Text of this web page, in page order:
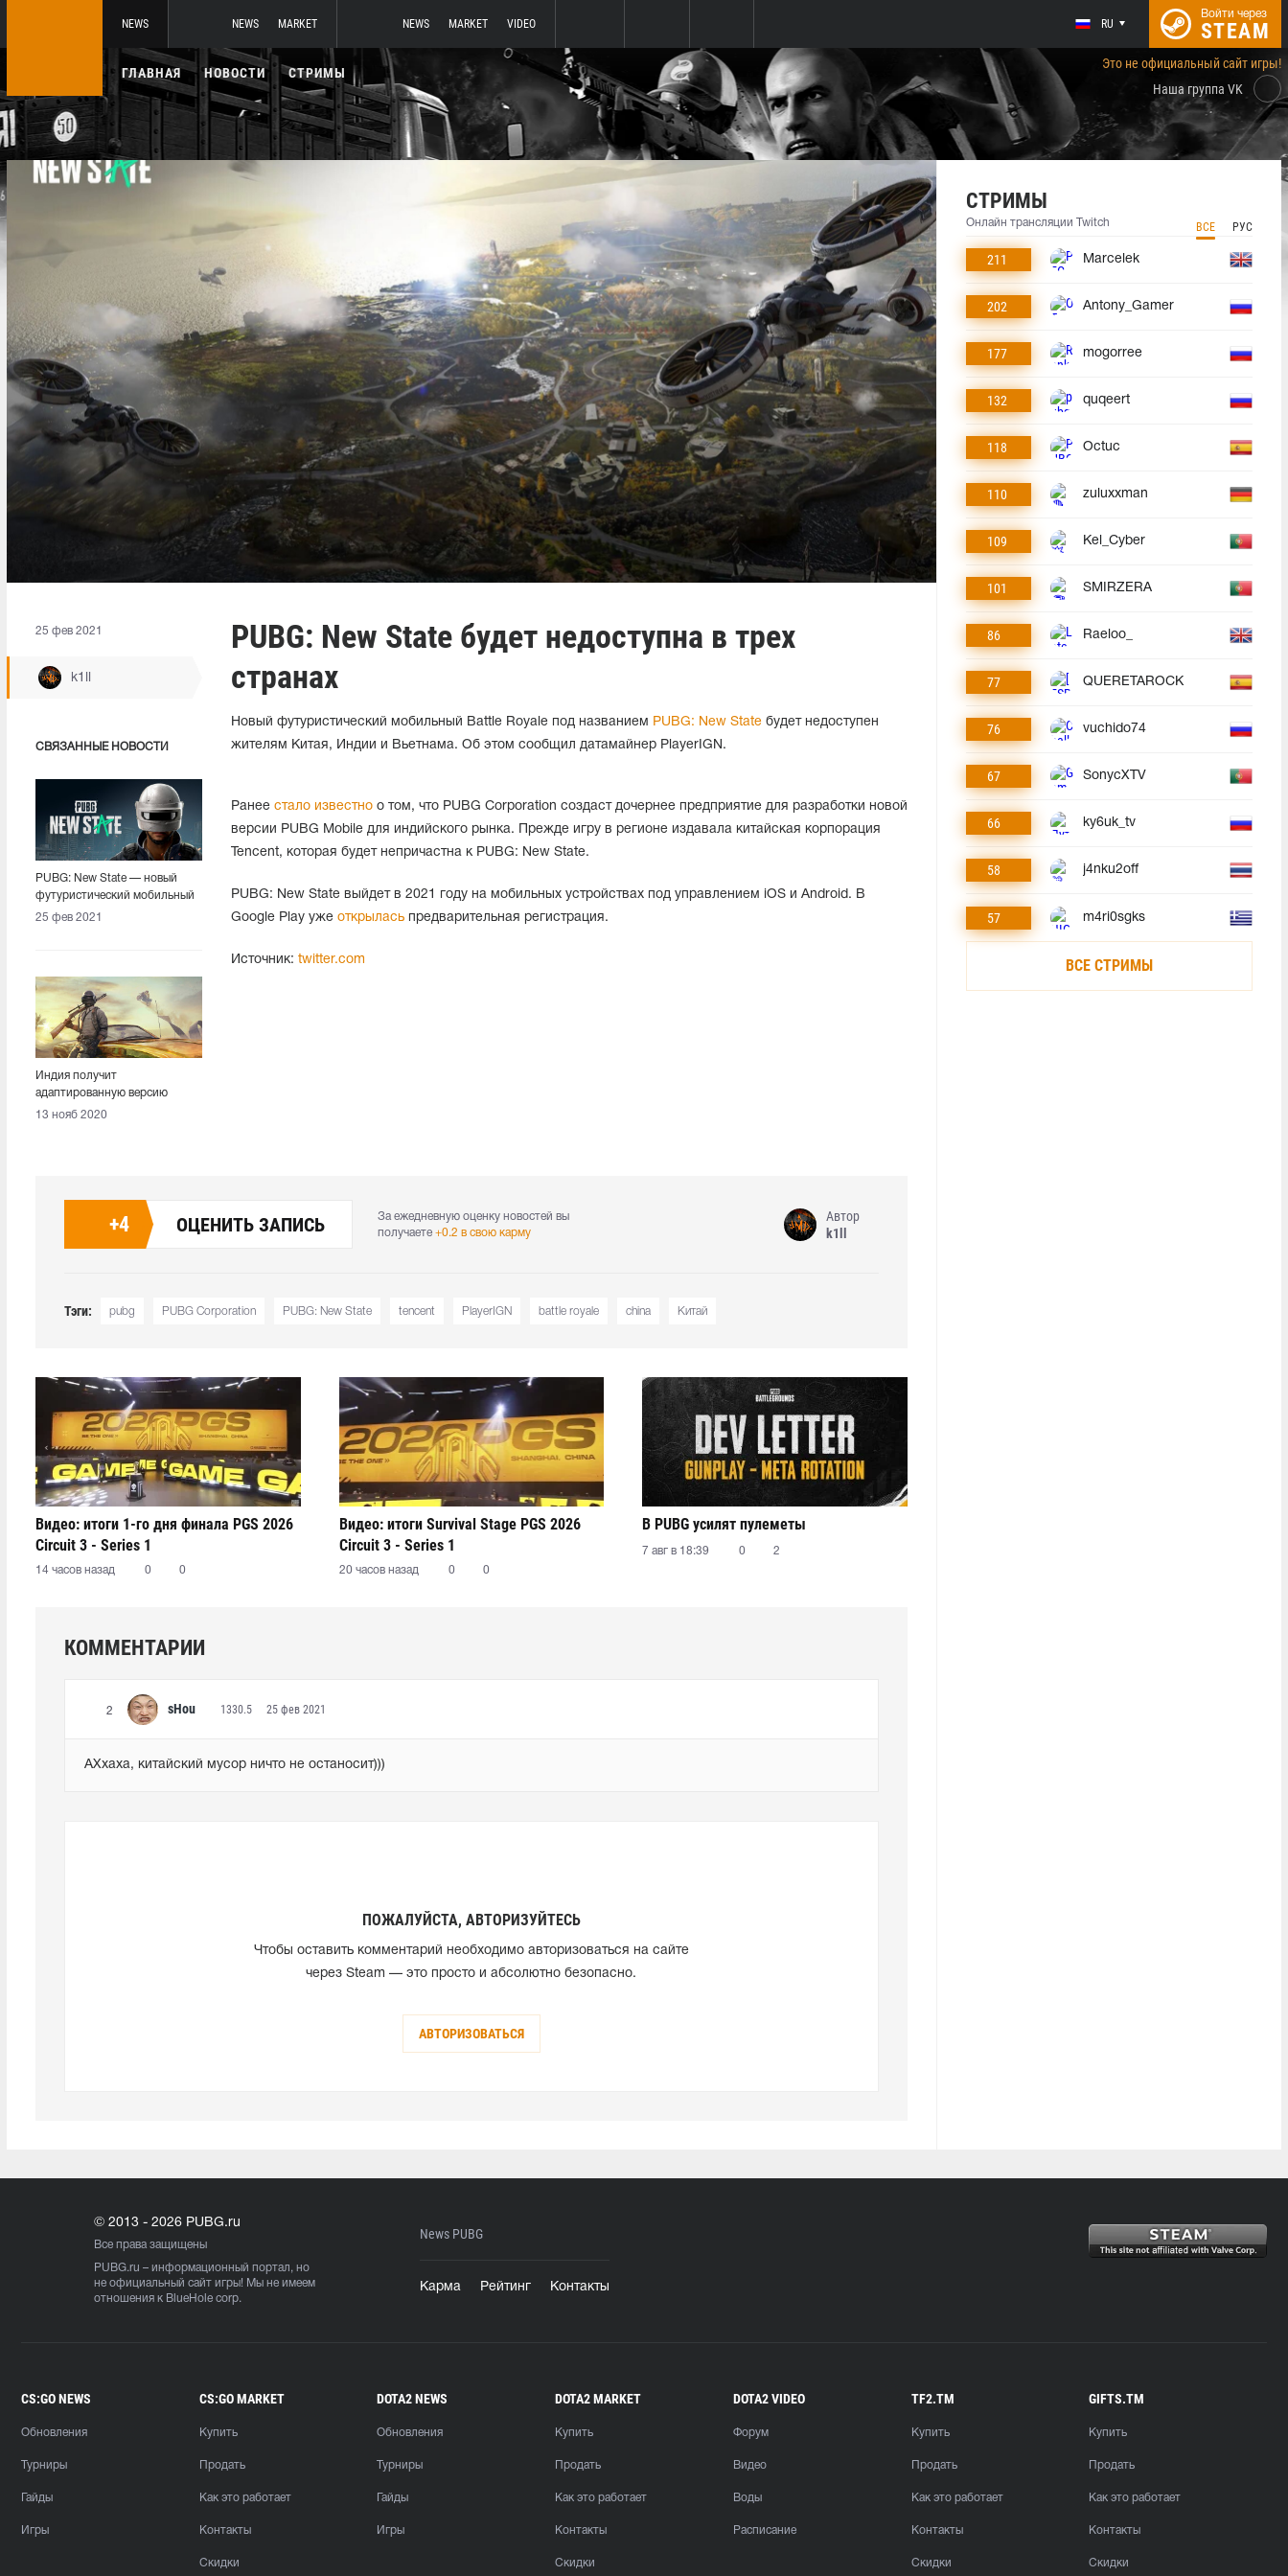
NEWS NEWS MARKET NEWS MARKET VIDEO RU
Войти через
STEAM
ГЛАВНАЯ НОВОСТИ СТРИМЫ
Это не официальный сайт игры!
Наша группа VK
25 фев 2021
k1ll
СВЯЗАННЫЕ НОВОСТИ
PUBG: New State — новый
футуристический мобильный
Battle Royale
25 фев 2021
Индия получит
адаптированную версию
PUBG Mobile и $100 млн
13 нояб 2020
PUBG: New State будет недоступна в трех
странах
Новый футуристический мобильный Battle Royale под названием PUBG: New Stateбудет недоступен
жителям Китая, Индии и Вьетнама. Об этом сообщил датамайнер PlayerIGN.
Ранее стало известноо том, что PUBG Corporation создаст дочернее предприятие для разработки новой
версии PUBG Mobile для индийского рынка. Прежде игру в регионе издавала китайская корпорация
Tencent, которая будет непричастна к PUBG: New State.
PUBG: New State выйдет в 2021 году на мобильных устройствах под управлением iOS и Android. В
Google Play уже открыласьпредварительная регистрация.
Источник: twitter.com
+4 ОЦЕНИТЬ ЗАПИСЬ
За ежедневную оценку новостей вы
получаете +0.2 в свою карму
Автор
k1ll
Тэги: pubg PUBG Corporation PUBG: New State tencent PlayerIGN battle royale china Китай
Видео: итоги 1-го дня финала PGS 2026
Circuit 3 - Series 1
14 часов назад 0 0
Видео: итоги Survival Stage PGS 2026
Circuit 3 - Series 1
20 часов назад 0 0
В PUBG усилят пулеметы
7 авг в 18:39 0 2
КОММЕНТАРИИ
2 sHou 1330.5 25 фев 2021
АХхаха, китайский мусор ничто не останосит)))
ПОЖАЛУЙСТА, АВТОРИЗУЙТЕСЬ
Чтобы оставить комментарий необходимо авторизоваться на сайте
через Steam — это просто и абсолютно безопасно.
АВТОРИЗОВАТЬСЯ
СТРИМЫ
Онлайн трансляции Twitch ВСЕ РУС
211 Marcelek
202 Antony_Gamer
177 mogorree
132 quqeert
118 Octuc
110 zuluxxman
109 Kel_Cyber
101 SMIRZERA
86 Raeloo_
77 QUERETAROCK
76 vuchido74
67 SonycXTV
66 ky6uk_tv
58 j4nku2off
57 m4ri0sgks
ВСЕ СТРИМЫ
© 2013 - 2026 PUBG.ru
Все права защищены
PUBG.ru – информационный портал, но
не официальный сайт игры! Мы не имеем
отношения к BlueHole corp.
News PUBG
Карма Рейтинг Контакты
CS:GO NEWS
Обновления
Турниры
Гайды
Игры
CS:GO MARKET
Купить
Продать
Как это работает
Контакты
Скидки
DOTA2 NEWS
Обновления
Турниры
Гайды
Игры
DOTA2 MARKET
Купить
Продать
Как это работает
Контакты
Скидки
DOTA2 VIDEO
Форум
Видео
Воды
Расписание
TF2.TM
Купить
Продать
Как это работает
Контакты
Скидки
GIFTS.TM
Купить
Продать
Как это работает
Контакты
Скидки